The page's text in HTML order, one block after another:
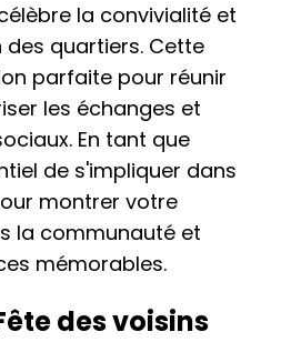
la convivialité et
quartiers. Cette
parfaite pour réunir
les échanges et
En tant que
de s'impliquer dans
montrer votre
la communauté et
mémorables.
des voisins